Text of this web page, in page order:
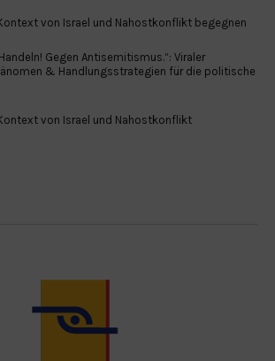
von Israel und Nahostkonflikt begegnen
Gegen Antisemitismus.“: Viraler
& Handlungsstrategien für die politische
von Israel und Nahostkonflikt